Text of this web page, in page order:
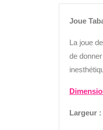
Joue
La joue
de
Largeur :